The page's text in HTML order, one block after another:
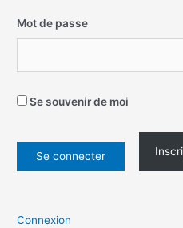
Mot de passe
Se souvenir de moi
Connexion